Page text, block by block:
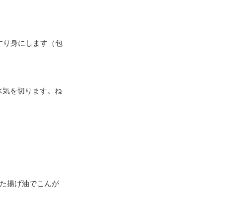
り身にします（包
を切ります。ね
揚げ油でこんが